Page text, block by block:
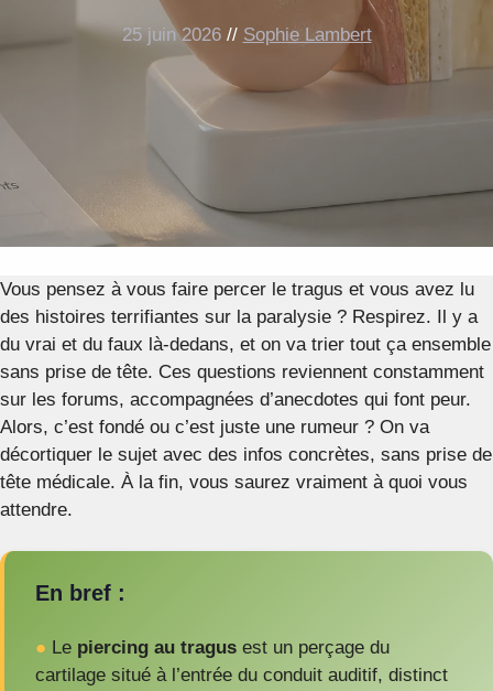
25 juin 2026 // Sophie Lambert
Vous pensez à vous faire percer le tragus et vous avez lu
des histoires terrifiantes sur la paralysie ? Respirez. Il y a
du vrai et du faux là-dedans, et on va trier tout ça ensemble
sans prise de tête. Ces questions reviennent constamment
sur les forums, accompagnées d’anecdotes qui font peur.
Alors, c’est fondé ou c’est juste une rumeur ? On va
décortiquer le sujet avec des infos concrètes, sans prise de
tête médicale. À la fin, vous saurez vraiment à quoi vous
attendre.
En bref :
● Le piercing au tragus est un perçage du
cartilage situé à l’entrée du conduit auditif, distinct